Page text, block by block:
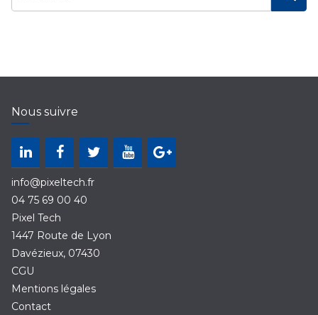
Nous suivre
info@pixeltech.fr
04 75 69 00 40
Pixel Tech
1447 Route de Lyon
Davézieux, 07430
CGU
Mentions légales
Contact